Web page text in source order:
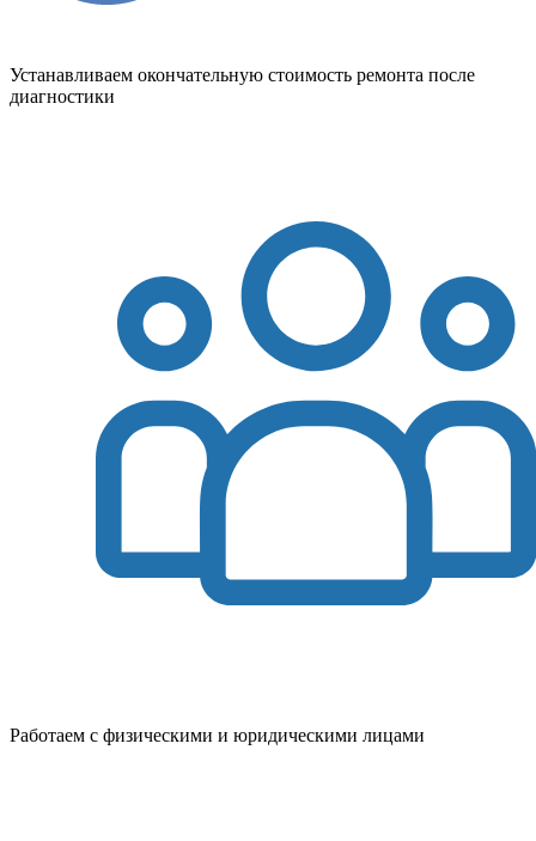
Устанавливаем окончательную стоимость ремонта после
диагностики
Работаем с физическими и юридическими лицами